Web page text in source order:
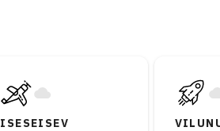
ISESEISEV